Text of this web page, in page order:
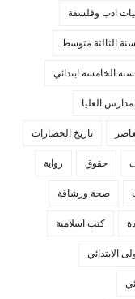
ادب وفلسفة
الثالثة متوسط
الخامسة ابتدائي
العليا
تاريخ الحضارات
حقوق رواية
صحة ورشاقة
كتب اسلامية
الابتدائي